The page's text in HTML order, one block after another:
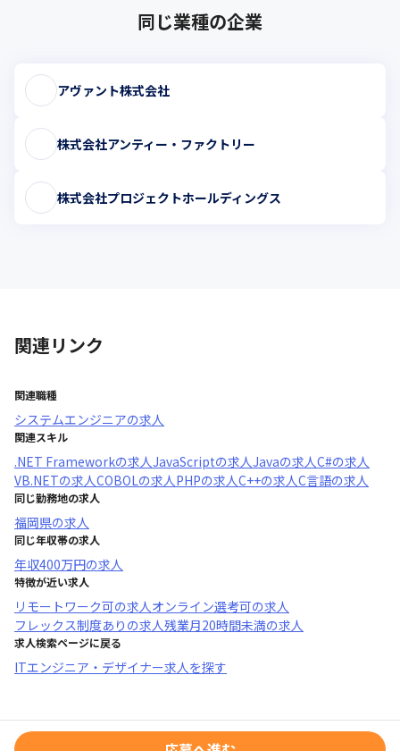
同じ業種の企業
アヴァント株式会社
株式会社アンティー・ファクトリー
株式会社プロジェクトホールディングス
関連リンク
関連職種
システムエンジニアの求人
関連スキル
.NET Frameworkの求人JavaScriptの求人Javaの求人C#の求人
VB.NETの求人COBOLの求人PHPの求人C++の求人C言語の求人
同じ勤務地の求人
福岡県の求人
同じ年収帯の求人
年収400万円の求人
特徴が近い求人
リモートワーク可の求人オンライン選考可の求人
フレックス制度あり の求人残業月20時間未満の求人
求人検索ページに戻る
ITエンジニア・デザイナー求人を探す